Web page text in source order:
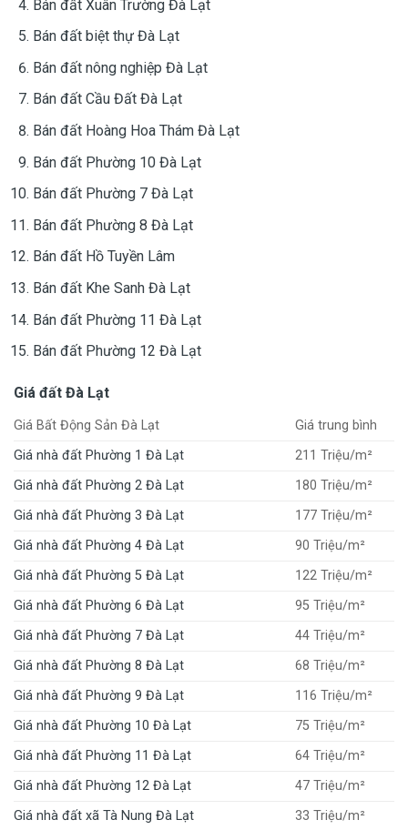
Bán đất Xuân Trường Đà Lạt
Bán đất biệt thự Đà Lạt
Bán đất nông nghiệp Đà Lạt
Bán đất Cầu Đất Đà Lạt
Bán đất Hoàng Hoa Thám Đà Lạt
Bán đất Phường 10 Đà Lạt
Bán đất Phường 7 Đà Lạt
Bán đất Phường 8 Đà Lạt
Bán đất Hồ Tuyền Lâm
Bán đất Khe Sanh Đà Lạt
Bán đất Phường 11 Đà Lạt
Bán đất Phường 12 Đà Lạt
Giá đất Đà Lạt
Giá Bất Động Sản Đà Lạt
Giá trung bình
Giá nhà đất Phường 1 Đà Lạt
211 Triệu/m²
Giá nhà đất Phường 2 Đà Lạt
180 Triệu/m²
Giá nhà đất Phường 3 Đà Lạt
177 Triệu/m²
Giá nhà đất Phường 4 Đà Lạt
90 Triệu/m²
Giá nhà đất Phường 5 Đà Lạt
122 Triệu/m²
Giá nhà đất Phường 6 Đà Lạt
95 Triệu/m²
Giá nhà đất Phường 7 Đà Lạt
44 Triệu/m²
Giá nhà đất Phường 8 Đà Lạt
68 Triệu/m²
Giá nhà đất Phường 9 Đà Lạt
116 Triệu/m²
Giá nhà đất Phường 10 Đà Lạt
75 Triệu/m²
Giá nhà đất Phường 11 Đà Lạt
64 Triệu/m²
Giá nhà đất Phường 12 Đà Lạt
47 Triệu/m²
Giá nhà đất xã Tà Nung Đà Lạt
33 Triệu/m²